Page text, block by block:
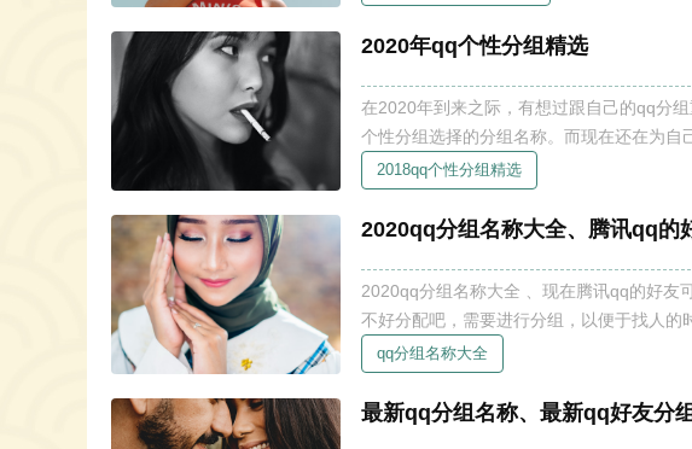
一起来了解下吧！ 符号qq分
2020年qq个性分组精选
在2020年到来之际，有想过跟自己的qq分
个性分组选择的分组名称。而现在还在为自
qq个性分组。 2020qq个性分组选择 在小编这里有最新的qq个性分组，现在还没查找到合适的
qq个性分
2018qq个性分组精选
2020qq分组名称大全、腾讯qq的
2020qq分组名称大全 、现在腾讯qq的好友
不好分配吧，需要进行分组，以便于找人的
编特地为大家收集整理了最新的QQ好友分
推荐几篇相关的QQ分组名称
qq分组名称大全
最新qq分组名称、最新qq好友分